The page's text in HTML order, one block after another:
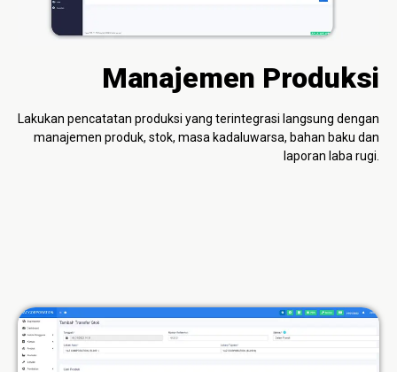
Manajemen Produksi
Lakukan pencatatan produksi yang terintegrasi langsung dengan
manajemen produk, stok, masa kadaluwarsa, bahan baku dan
laporan laba rugi.